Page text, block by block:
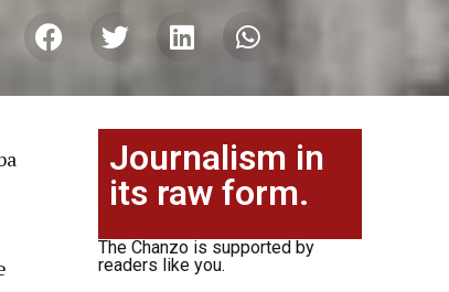
Journalism in
its raw form.
The Chanzo is supported by
readers like you.